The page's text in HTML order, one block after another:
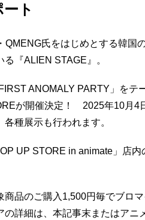
ト
氏をはじめとする韓国
『ALIEN STAGE』。
ANOMALY PARTY」をテ
が開催決定！ 2025年10月4
種展示も行われます。
UP STORE in animate」店内
品のご購入1,500円毎でブロ
詳細は、本記事末またはアニ